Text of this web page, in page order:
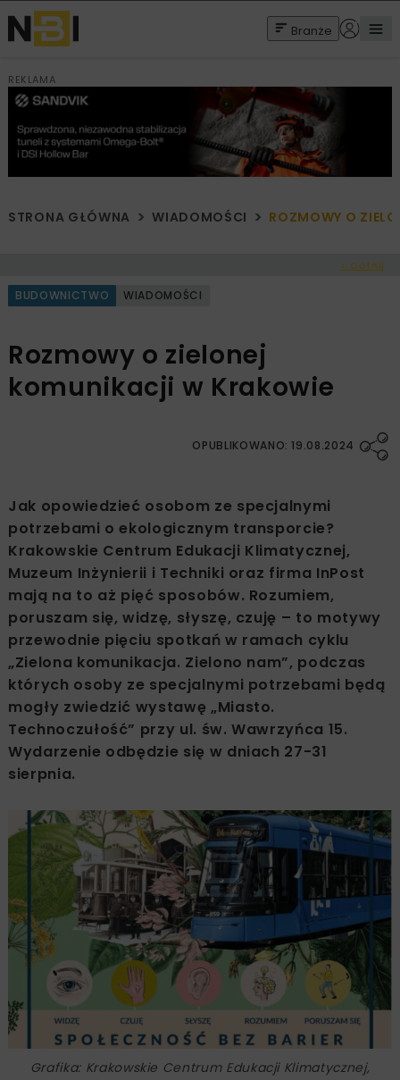
Branże
REKLAMA
STRONA GŁÓWNA WIADOMOŚCI ROZMOWY O
< Cofnij
BUDOWNICTWO WIADOMOŚCI
Rozmowy o zielonej
komunikacji w Krakowie
OPUBLIKOWANO: 19.08.2024
Jak opowiedzieć osobom ze specjalnymi
potrzebami o ekologicznym transporcie?
Krakowskie Centrum Edukacji Klimatycznej,
Muzeum Inżynierii i Techniki oraz firma InPost
mają na to aż pięć sposobów. Rozumiem,
poruszam się, widzę, słyszę, czuję – to motywy
przewodnie pięciu spotkań w ramach cyklu
„Zielona komunikacja. Zielono nam”, podczas
których osoby ze specjalnymi potrzebami będą
mogły zwiedzić wystawę „Miasto.
Technoczułość” przy ul. św. Wawrzyńca 15.
Wydarzenie odbędzie się w dniach 27-31
sierpnia.
Grafika: Krakowskie Centrum Edukacji Klimatycznej,